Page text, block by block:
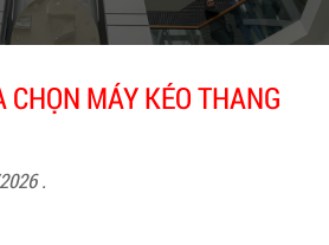
MÁY KÉO THANG
.